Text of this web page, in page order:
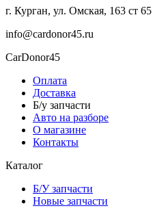
г. Курган, ул. Омская, 163 ст 65
info@cardonor45.ru
CarDonor45
Оплата
Доставка
Б/у запчасти
Авто на разборе
О магазине
Контакты
Каталог
Б/У запчасти
Новые запчасти